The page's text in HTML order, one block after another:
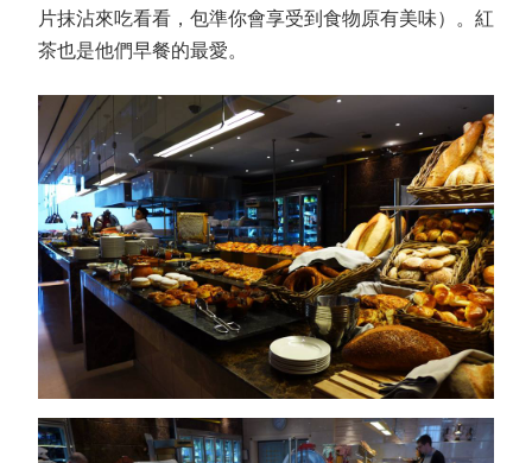
片抹沾來吃看看，包準你會享受到食物原有美味）。紅
茶也是他們早餐的最愛。